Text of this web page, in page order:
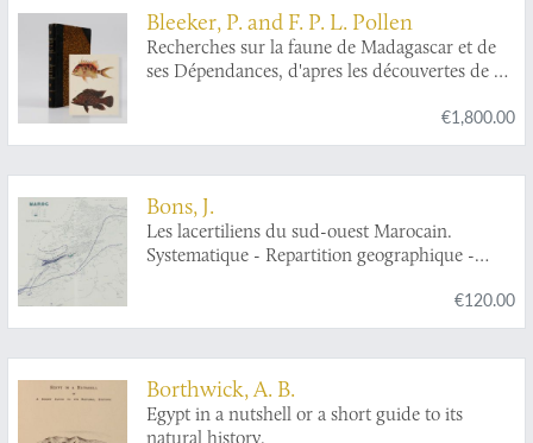
Bleeker, P. and F. P. L. Pollen
Recherches sur la faune de Madagascar et de
ses Dépendances, d'apres les découvertes de Fr.
Poissons de Madagascar et de l'Ile de la
Réunion des collections de MM. Pollen et Van
fishery usually not present].
€1,800.00
Bons, J.
Les lacertiliens du sud-ouest Marocain.
Systematique - Repartition geographique -
€120.00
Borthwick, A. B.
Egypt in a nutshell or a short guide to its
natural history.